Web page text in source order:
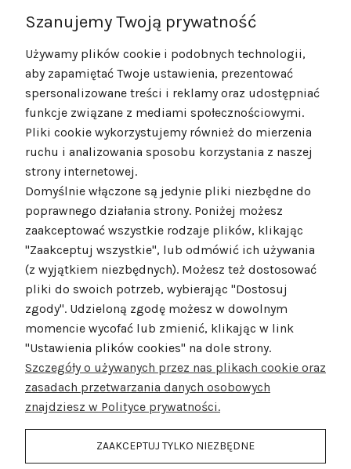
POMOC
MOJE KONTO
Szanujemy Twoją prywatność
Używamy plików cookie i podobnych technologii,
aby zapamiętać Twoje ustawienia, prezentować
spersonalizowane treści i reklamy oraz udostępniać
funkcje związane z mediami społecznościowymi.
Pliki cookie wykorzystujemy również do mierzenia
ruchu i analizowania sposobu korzystania z naszej
strony internetowej.
Domyślnie włączone są jedynie pliki niezbędne do
poprawnego działania strony. Poniżej możesz
zaakceptować wszystkie rodzaje plików, klikając
"Zaakceptuj wszystkie", lub odmówić ich używania
(z wyjątkiem niezbędnych). Możesz też dostosować
pliki do swoich potrzeb, wybierając "Dostosuj
zgody". Udzieloną zgodę możesz w dowolnym
momencie wycofać lub zmienić, klikając w link
"Ustawienia plików cookies" na dole strony.
Szczegóły o używanych przez nas plikach cookie oraz
zasadach przetwarzania danych osobowych
znajdziesz w Polityce prywatności.
ZAAKCEPTUJ TYLKO NIEZBĘDNE